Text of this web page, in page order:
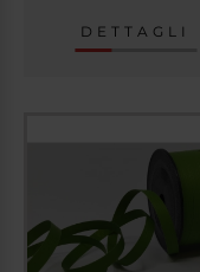
DETTAGLI